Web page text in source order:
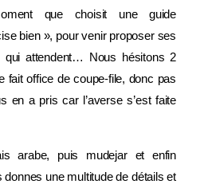
que choisit une guide
bien », pour venir proposer ses
qui attendent… Nous hésitons 2
fait office de coupe-file, donc pas
en a pris car l’averse s’est faite
arabe, puis mudejar et enfin
donnes une multitude de détails et